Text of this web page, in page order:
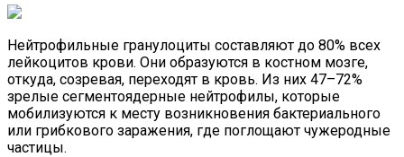
Нейтрофильные гранулоциты составляют до 80% всех
лейкоцитов крови. Они образуются в костном мозге,
откуда, созревая, переходят в кровь. Из них 47–72%
зрелые сегментоядерные нейтрофилы, которые
мобилизуются к месту возникновения бактериального
или грибкового заражения, где поглощают чужеродные
частицы.